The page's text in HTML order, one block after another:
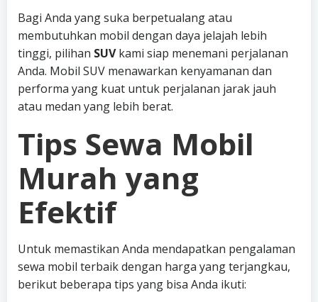
Bagi Anda yang suka berpetualang atau
membutuhkan mobil dengan daya jelajah lebih
tinggi, pilihan SUVkami siap menemani perjalanan
Anda. Mobil SUV menawarkan kenyamanan dan
performa yang kuat untuk perjalanan jarak jauh
atau medan yang lebih berat.
Tips Sewa Mobil
Murah yang
Efektif
Untuk memastikan Anda mendapatkan pengalaman
sewa mobil terbaik dengan harga yang terjangkau,
berikut beberapa tips yang bisa Anda ikuti: